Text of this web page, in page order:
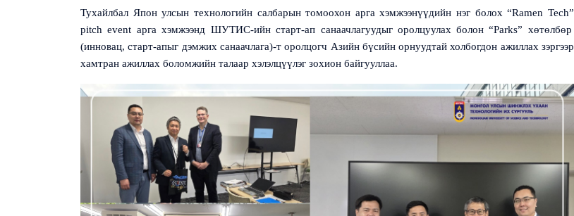
Тухайлбал Япон улсын технологийн салбарын томоохон арга хэмжээнүүдийн нэг болох “Ramen Tech”
pitch event арга хэмжээнд ШУТИС-ийн старт-ап санаачлагуудыг оролцуулах болон “Parks” хөтөлбөр
(инновац, старт-апыг дэмжих санаачлага)-т оролцогч Азийн бүсийн орнуудтай холбогдон ажиллах зэргээр
хамтран ажиллах боломжийн талаар хэлэлцүүлэг зохион байгууллаа.